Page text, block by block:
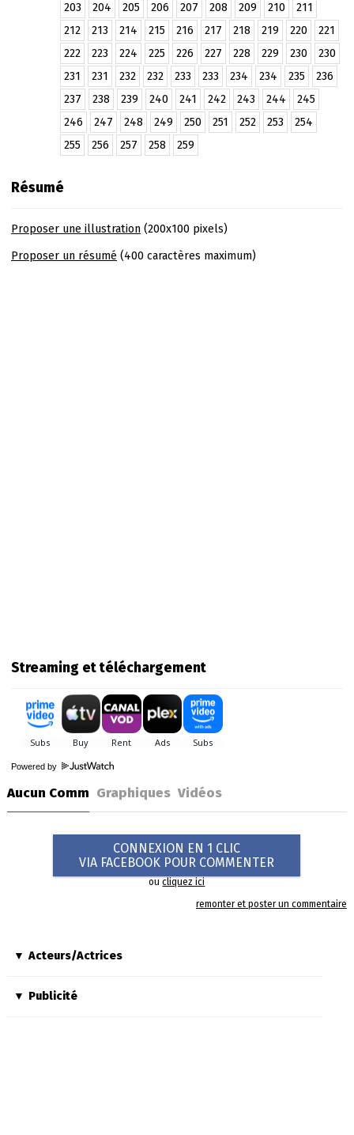
203
204 205 206 207 208 209 210
211
212
213 214 215 216 217 218 219 220
221
222
223 224 225 226 227 228 229 230
230
231
231 232 232 233 233 234 234 235
236
237
238 239 240 241 242 243 244
245
246
247 248 249 250 251 252 253
254
255
256 257 258 259
Résumé
Proposer une illustration(200x100 pixels)
Proposer un résumé (400 caractères maximum)
Streaming et téléchargement
Powered by
Aucun Comm Graphiques Vidéos
CONNEXION EN 1 CLIC
VIA FACEBOOK POUR COMMENTER
oucliquez ici
remonter et poster un commentaire
Acteurs/Actrices
Publicité